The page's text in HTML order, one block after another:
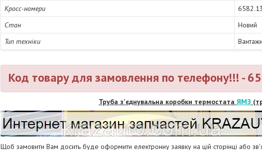
Кросс-номери
Стан
Новий
Тип техніки
Код товару для замовлення по телефону!!! -
Труба з'єднувальна коробки термостата ЯМЗ
Щоб замовити Вам досить буде оформити електронну заявку на цій сторінці або